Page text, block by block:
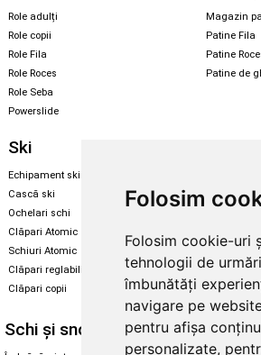
Folosim
Folosim cookie-uri
tehnologii de
îmbunătăți
navigare pe
pentru afișa
personalizate,
Role adulți
Role copii
Role Fila
Role Roces
Role Seba
Powerslide
Magazin
Patine Fila
Patine
Patine de
Ski
Echipament ski
Cască ski
Ochelari schi
Clăpari Atomic
Schiuri Atomic
Clăpari reglabili
Clăpari copii
Skate
Santa Cruz
Enuff
Schi și snowboard Diverse